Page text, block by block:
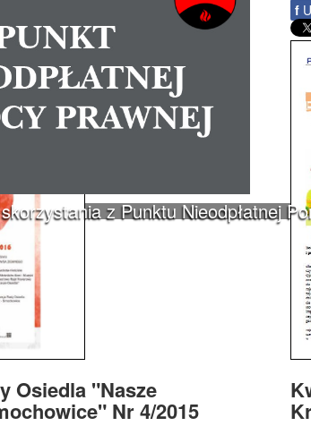
z Punktu Nieodpłatnej
f
Osiedla "Nasze
Nr 4/2015